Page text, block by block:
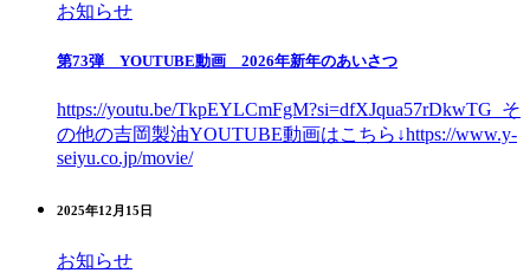
お知らせ
第73弾 YOUTUBE動画 2026年新年のあいさつ
https://youtu.be/TkpEYLCmFgM?si=dfXJqua57rDkwTG_そ
の他の吉岡製油YOUTUBE動画はこちら↓https://www.y-
seiyu.co.jp/movie/
2025年12月15日
お知らせ